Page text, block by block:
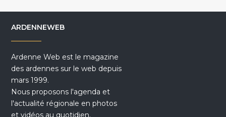
ARDENNEWEB
Ardenne Web est le magazine
des ardennes sur le web depuis
mars 1999.
Nous proposons l'agenda et
l'actualité régionale en photos
et vidéos au quotidien.